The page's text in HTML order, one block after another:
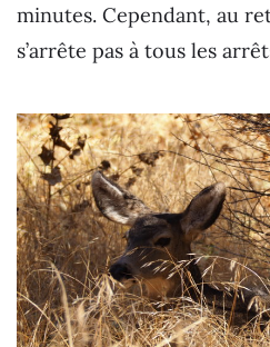
minutes. Cependant, au
s’arrête pas à tous les